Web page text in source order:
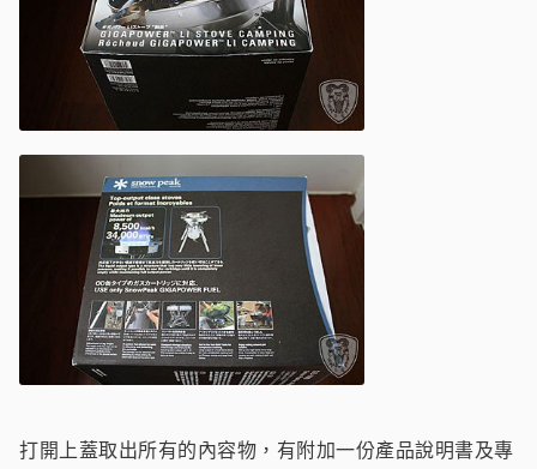
打開上蓋取出所有的內容物，有附加一份產品說明書及專